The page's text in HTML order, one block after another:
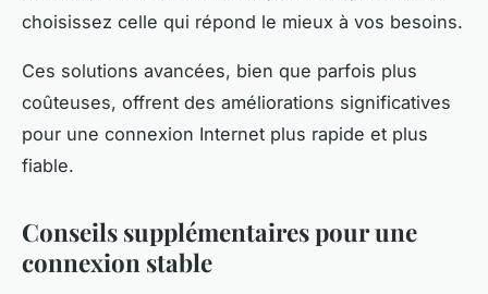
choisissez celle qui répond le mieux à vos besoins.
Ces solutions avancées, bien que parfois plus
coûteuses, offrent des améliorations significatives
pour une connexion Internet plus rapide et plus
fiable.
Conseils supplémentaires pour une
connexion stable